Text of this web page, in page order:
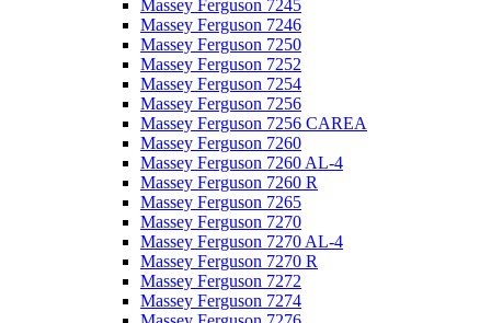
Massey Ferguson 7245
Massey Ferguson 7246
Massey Ferguson 7250
Massey Ferguson 7252
Massey Ferguson 7254
Massey Ferguson 7256
Massey Ferguson 7256 CAREA
Massey Ferguson 7260
Massey Ferguson 7260 AL-4
Massey Ferguson 7260 R
Massey Ferguson 7265
Massey Ferguson 7270
Massey Ferguson 7270 AL-4
Massey Ferguson 7270 R
Massey Ferguson 7272
Massey Ferguson 7274